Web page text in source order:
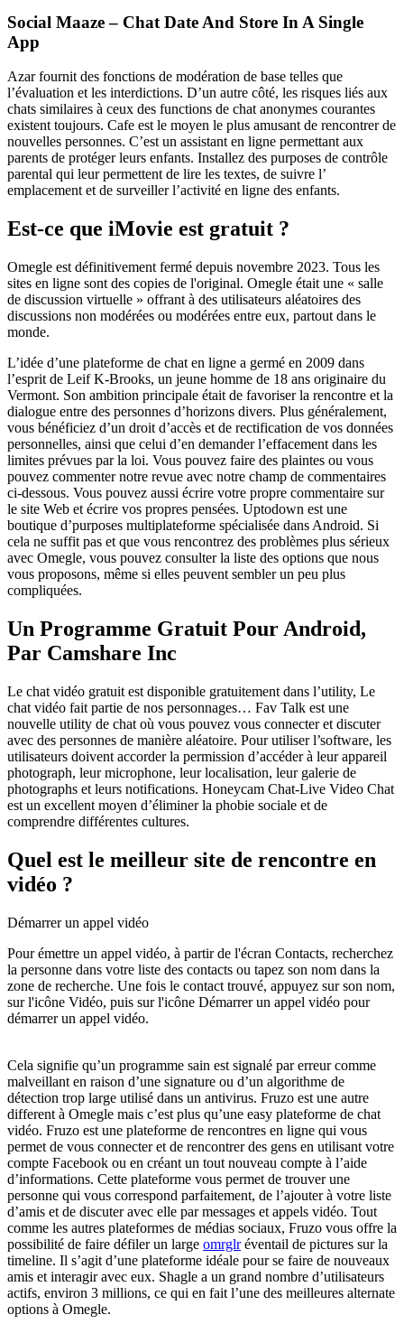
Social Maaze – Chat Date And Store In A Single
App
Azar fournit des fonctions de modération de base telles que
l’évaluation et les interdictions. D’un autre côté, les risques liés aux
chats similaires à ceux des functions de chat anonymes courantes
existent toujours. Cafe est le moyen le plus amusant de rencontrer de
nouvelles personnes. C’est un assistant en ligne permettant aux
parents de protéger leurs enfants. Installez des purposes de contrôle
parental qui leur permettent de lire les textes, de suivre l’
emplacement et de surveiller l’activité en ligne des enfants.
Est-ce que iMovie est gratuit ?
Omegle est définitivement fermé depuis novembre 2023. Tous les
sites en ligne sont des copies de l'original. Omegle était une « salle
de discussion virtuelle » offrant à des utilisateurs aléatoires des
discussions non modérées ou modérées entre eux, partout dans le
monde.
L’idée d’une plateforme de chat en ligne a germé en 2009 dans
l’esprit de Leif K-Brooks, un jeune homme de 18 ans originaire du
Vermont. Son ambition principale était de favoriser la rencontre et la
dialogue entre des personnes d’horizons divers. Plus généralement,
vous bénéficiez d’un droit d’accès et de rectification de vos données
personnelles, ainsi que celui d’en demander l’effacement dans les
limites prévues par la loi. Vous pouvez faire des plaintes ou vous
pouvez commenter notre revue avec notre champ de commentaires
ci-dessous. Vous pouvez aussi écrire votre propre commentaire sur
le site Web et écrire vos propres pensées. Uptodown est une
boutique d’purposes multiplateforme spécialisée dans Android. Si
cela ne suffit pas et que vous rencontrez des problèmes plus sérieux
avec Omegle, vous pouvez consulter la liste des options que nous
vous proposons, même si elles peuvent sembler un peu plus
compliquées.
Un Programme Gratuit Pour Android,
Par Camshare Inc
Le chat vidéo gratuit est disponible gratuitement dans l’utility, Le
chat vidéo fait partie de nos personnages… Fav Talk est une
nouvelle utility de chat où vous pouvez vous connecter et discuter
avec des personnes de manière aléatoire. Pour utiliser l’software, les
utilisateurs doivent accorder la permission d’accéder à leur appareil
photograph, leur microphone, leur localisation, leur galerie de
photographs et leurs notifications. Honeycam Chat-Live Video Chat
est un excellent moyen d’éliminer la phobie sociale et de
comprendre différentes cultures.
Quel est le meilleur site de rencontre en
vidéo ?
Démarrer un appel vidéo
Pour émettre un appel vidéo, à partir de l'écran Contacts, recherchez
la personne dans votre liste des contacts ou tapez son nom dans la
zone de recherche. Une fois le contact trouvé, appuyez sur son nom,
sur l'icône Vidéo, puis sur l'icône Démarrer un appel vidéo pour
démarrer un appel vidéo.
Cela signifie qu’un programme sain est signalé par erreur comme
malveillant en raison d’une signature ou d’un algorithme de
détection trop large utilisé dans un antivirus. Fruzo est une autre
different à Omegle mais c’est plus qu’une easy plateforme de chat
vidéo. Fruzo est une plateforme de rencontres en ligne qui vous
permet de vous connecter et de rencontrer des gens en utilisant votre
compte Facebook ou en créant un tout nouveau compte à l’aide
d’informations. Cette plateforme vous permet de trouver une
personne qui vous correspond parfaitement, de l’ajouter à votre liste
d’amis et de discuter avec elle par messages et appels vidéo. Tout
comme les autres plateformes de médias sociaux, Fruzo vous offre la
possibilité de faire défiler un large omrglréventail de pictures sur la
timeline. Il s’agit d’une plateforme idéale pour se faire de nouveaux
amis et interagir avec eux. Shagle a un grand nombre d’utilisateurs
actifs, environ 3 millions, ce qui en fait l’une des meilleures alternate
options à Omegle.